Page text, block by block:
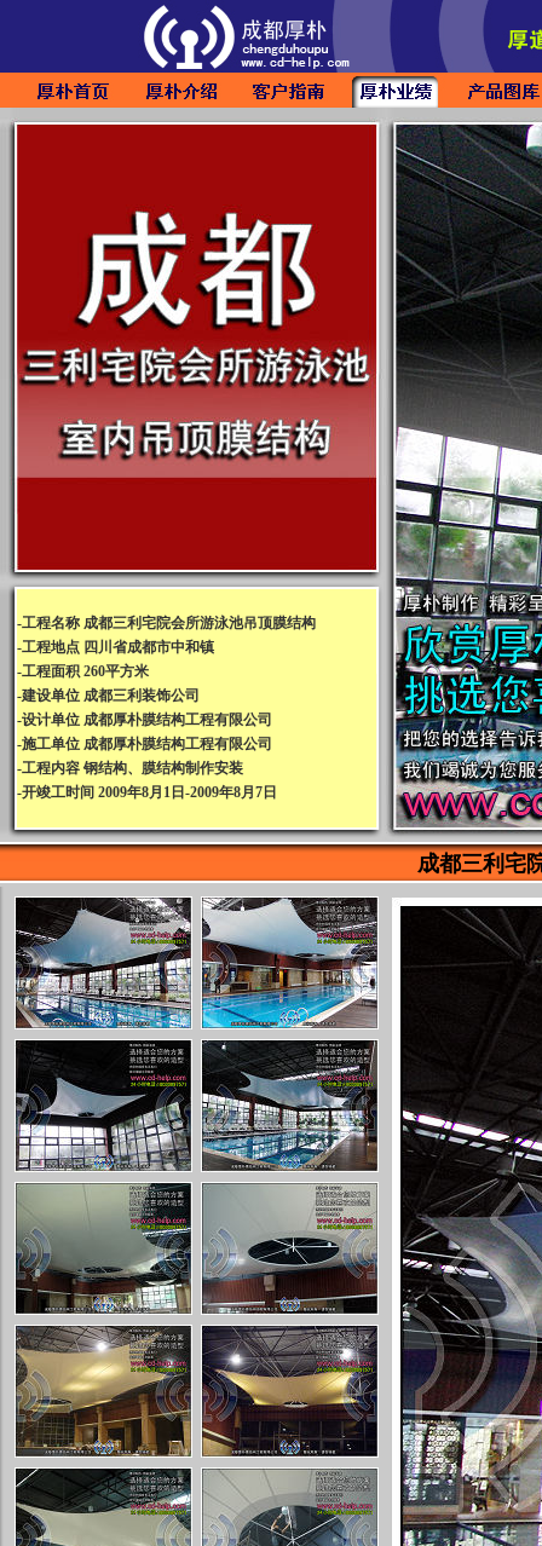
-工程名称 成都三利宅院会所游泳池吊顶膜结构
-工程地点 四川省成都市中和镇
-工程面积 260平方米
-建设单位 成都三利装饰公司
-设计单位 成都厚朴膜结构工程有限公司
-施工单位 成都厚朴膜结构工程有限公司
-工程内容 钢结构、膜结构制作安装
-开竣工时间 2009年8月1日-2009年8月7日
成都三利宅